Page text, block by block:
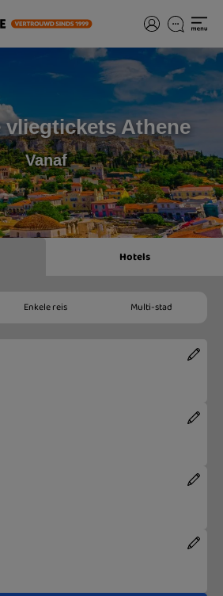
vliegtickets Athene
Vanaf